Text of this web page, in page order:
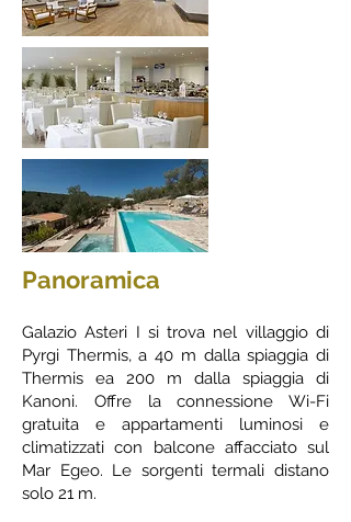
Panoramica
Galazio Asteri I si trova nel villaggio di
Pyrgi Thermis, a 40 m dalla spiaggia di
Thermis ea 200 m dalla spiaggia di
Kanoni. Offre la connessione Wi-Fi
gratuita e appartamenti luminosi e
climatizzati con balcone affacciato sul
Mar Egeo. Le sorgenti termali distano
solo 21 m.